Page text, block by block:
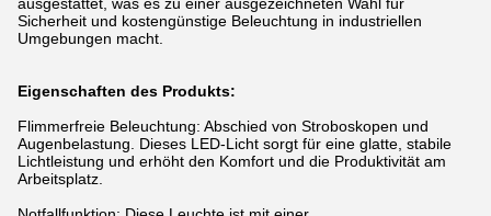
Sicherheit und kostengünstige Beleuchtung in industriellen
Umgebungen macht.
Eigenschaften des Produkts:
Flimmerfreie Beleuchtung: Abschied von Stroboskopen und
Augenbelastung. Dieses LED-Licht sorgt für eine glatte, stabile
Lichtleistung und erhöht den Komfort und die Produktivität am
Arbeitsplatz.